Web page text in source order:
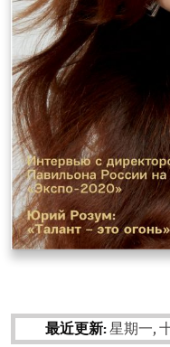
最近更新:星期一,